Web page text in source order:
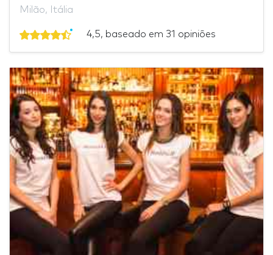
Milão, Itália
4,5, baseado em 31 opiniões